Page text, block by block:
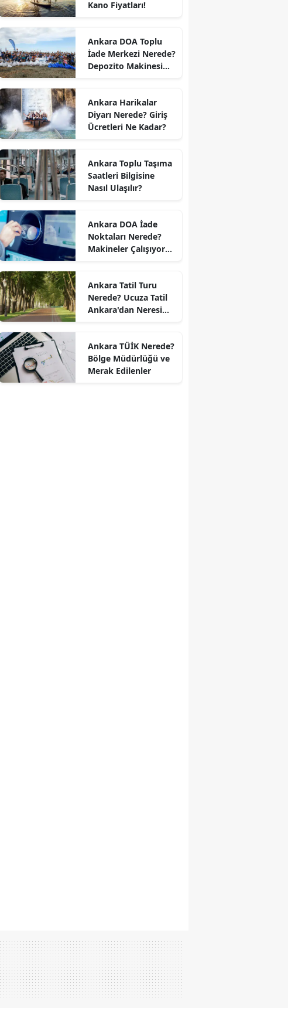
Kano Fiyatları!
Ankara DOA Toplu
İade Merkezi Nerede?
Depozito Makinesi
Ankara Harikalar
Diyarı Nerede? Giriş
Ücretleri Ne Kadar?
Ankara Toplu Taşıma
Saatleri Bilgisine
Nasıl Ulaşılır?
Ankara DOA İade
Noktaları Nerede?
Makineler Çalışıyor
Ankara Tatil Turu
Nerede? Ucuza Tatil
Ankara'dan Neresi
Ankara TÜİK Nerede?
Bölge Müdürlüğü ve
Merak Edilenler